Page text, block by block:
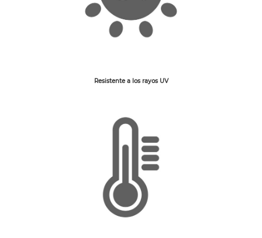
Resistente a los rayos UV